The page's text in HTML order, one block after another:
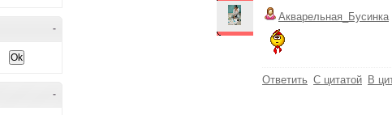
-
-
Акварельная_Бусинка
Ответить С цитатой В